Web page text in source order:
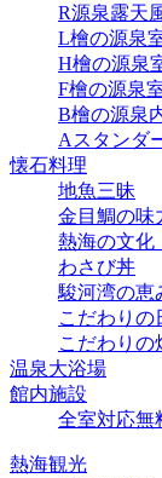
R源泉露天
L檜の源泉
H檜の源泉
F檜の源泉
B檜の源泉
Aスタンダ
懐石料理
地魚三昧
金目鯛の味
熱海の文化
わさび丼
駿河湾の恵
こだわりの
こだわりの
温泉大浴場
館内施設
全室対応無
熱海観光